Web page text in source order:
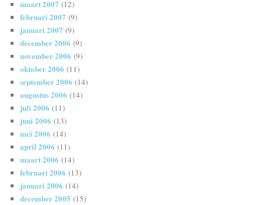
maart 2007 (12)
februari 2007 (9)
januari 2007 (9)
december 2006 (9)
november 2006 (9)
oktober 2006 (11)
september 2006 (14)
augustus 2006 (14)
juli 2006 (11)
juni 2006 (13)
mei 2006 (14)
april 2006 (11)
maart 2006 (14)
februari 2006 (13)
januari 2006 (14)
december 2005 (15)